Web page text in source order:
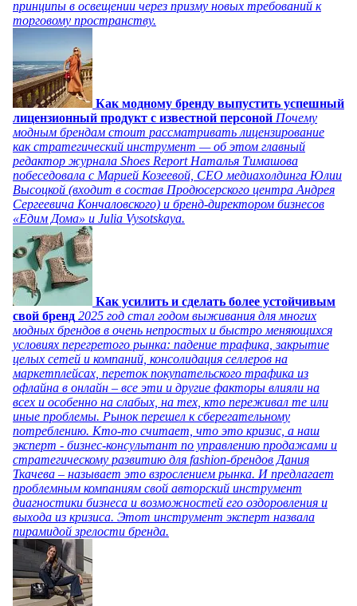
принципы в освещении через призму новых требований к
торговому пространству.
Как модному бренду выпустить успешный
лицензионный продукт с известной персоной Почему
модным брендам стоит рассматривать лицензирование
как стратегический инструмент — об этом главный
редактор журнала Shoes Report Наталья Тимашова
побеседовала с Марией Козеевой, СЕО медиахолдинга Юлии
Высоцкой (входит в состав Продюсерского центра Андрея
Сергеевича Кончаловского) и бренд-директором бизнесов
«Едим Дома» и Julia Vysotskaya.
Как усилить и сделать более устойчивым
свой бренд 2025 год стал годом выживания для многих
модных брендов в очень непростых и быстро меняющихся
условиях перегретого рынка: падение трафика, закрытие
целых сетей и компаний, консолидация селлеров на
маркетплейсах, переток покупательского трафика из
офлайна в онлайн – все эти и другие факторы влияли на
всех и особенно на слабых, на тех, кто переживал те или
иные проблемы. Рынок перешел к сберегательному
потреблению. Кто-то считает, что это кризис, а наш
эксперт - бизнес-консультант по управлению продажами и
стратегическому развитию для fashion-брендов Дания
Ткачева – называет это взрослением рынка. И предлагает
проблемным компаниям свой авторский инструмент
диагностики бизнеса и возможностей его оздоровления и
выхода из кризиса. Этот инструмент эксперт назвала
пирамидой зрелости бренда.